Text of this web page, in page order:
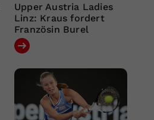
Upper Austria Ladies
Linz: Kraus fordert
Französin Burel